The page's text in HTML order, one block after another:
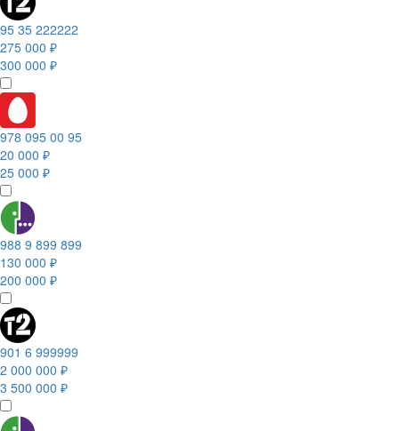
95 35 222222
275 000 ₽
300 000 ₽
978 095 00 95
20 000 ₽
25 000 ₽
988 9 899 899
130 000 ₽
200 000 ₽
901 6 999999
2 000 000 ₽
3 500 000 ₽